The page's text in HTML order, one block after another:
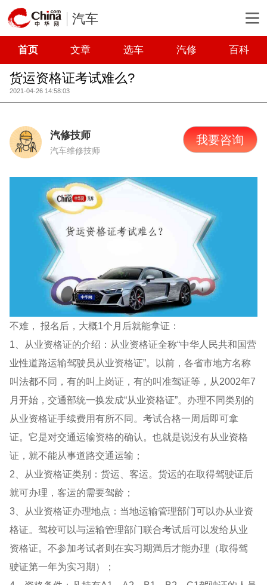
汽车
首页 文章 选车 汽修 百科
货运资格证考试难么?
2021-04-26 14:58:03
汽修技师
汽车维修技师
我要咨询
不难， 报名后，大概1个月后就能拿证：
1、从业资格证的介绍：从业资格证全称“中华人民共和国营
业性道路运输驾驶员从业资格证”。以前，各省市地方名称
叫法都不同，有的叫上岗证，有的叫准驾证等，从2002年7
月开始，交通部统一换发成“从业资格证”。办理不同类别的
从业资格证手续费用有所不同。考试合格一周后即可拿
证。它是对交通运输资格的确认。也就是说没有从业资格
证，就不能从事道路交通运输；
2、从业资格证类别：货运、客运。货运的在取得驾驶证后
就可办理，客运的需要驾龄；
3、从业资格证办理地点：当地运输管理部门可以办从业资
格证。驾校可以与运输管理部门联合考试后可以发给从业
资格证。不参加考试者则在实习期満后才能办理（取得驾
驶证第一年为实习期）；